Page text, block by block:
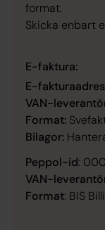
format.
Skicka enbart
E-faktura:
E-
VAN-
Format:
Bilagor:
Peppol-id:
VAN-
Format: BIS